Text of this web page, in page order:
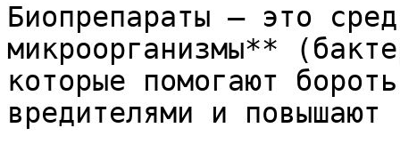
Биопрепараты — это
микроорганизмы**
которые помогают
вредителями и